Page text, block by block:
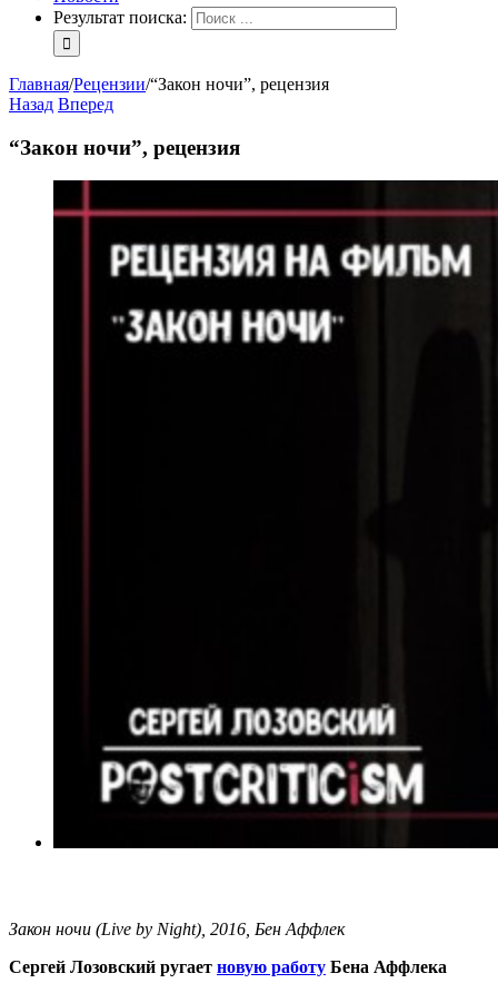
Результат поиска:
Главная/Рецензии/“Закон ночи”, рецензия
Назад Вперед
“Закон ночи”, рецензия
Закон ночи (Live by Night), 2016, Бен Аффлек
Сергей Лозовский ругает новую работу Бена Аффлека